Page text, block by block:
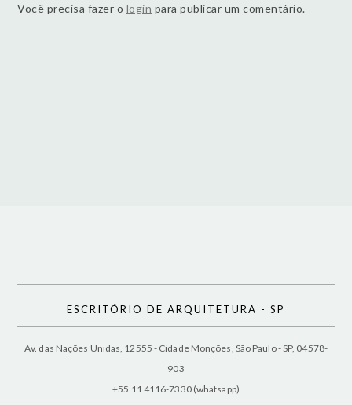
Você precisa fazer o login para publicar um comentário.
ESCRITÓRIO DE ARQUITETURA - SP
Av. das Nações Unidas, 12555 - Cidade Monções, São Paulo - SP, 04578-
903
+55 11 4116-7330 (whatsapp)